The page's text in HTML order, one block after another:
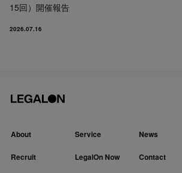
15回）開催報告
2026.07.16
About Service News
Recruit LegalOn Now
Contact